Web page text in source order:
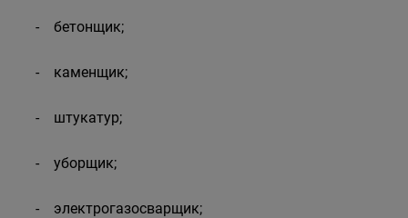
- бетонщик;
- каменщик;
- штукатур;
- уборщик;
- электрогазосварщик;